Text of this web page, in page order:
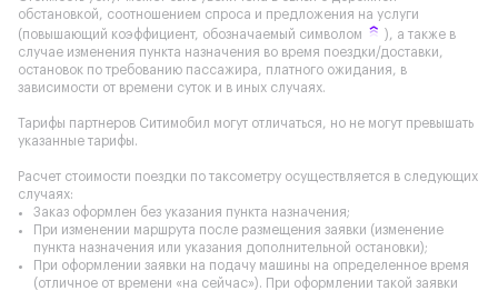
обстановкой, соотношением спроса и предложения на услуги
(повышающий коэффициент, обозначаемый символом
), а также в
случае изменения пункта назначения во время поездки/доставки,
остановок по требованию пассажира, платного ожидания, в
зависимости от времени суток и в иных случаях.
Тарифы партнеров Ситимобил могут отличаться, но не могут превышать
указанные тарифы.
Расчет стоимости поездки по таксометру осуществляется в следующих
случаях:
Заказ оформлен без указания пункта назначения;
При изменении маршрута после размещения заявки (изменение
пункта назначения или указания дополнительной остановки);
При оформлении заявки на подачу машины на определенное время
(отличное от времени «на сейчас»). При оформлении такой заявки